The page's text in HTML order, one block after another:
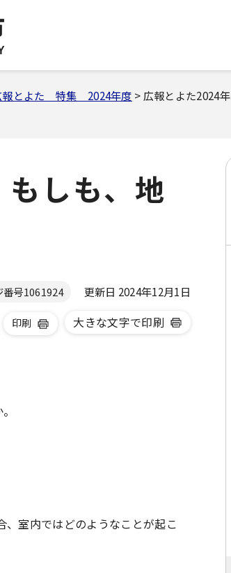
報とよた 特集 2024年度 > 広報とよた2024
しも、地
番号1061924 更新日 2024年12月1日
印刷
大きな文字で印刷
室内ではどのようなことが起こ